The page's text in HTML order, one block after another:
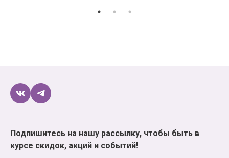
Подпишитесь на нашу рассылку, чтобы быть в
курсе скидок, акций и событий!